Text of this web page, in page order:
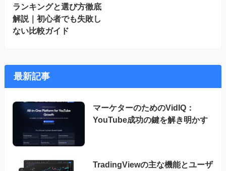
ランキングと選び方徹底
解説｜初心者でも失敗し
ない比較ガイド
最新記事
マーケターのためのVidIQ：
YouTube成功の鍵を解き明かす
TradingViewの主な機能とユーザ